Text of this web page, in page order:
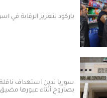
لتعزيز الرقابة في أسواق سحم
تدين استهداف ناقلة «أدنوك»
أثناء عبورها مضيق هرمز